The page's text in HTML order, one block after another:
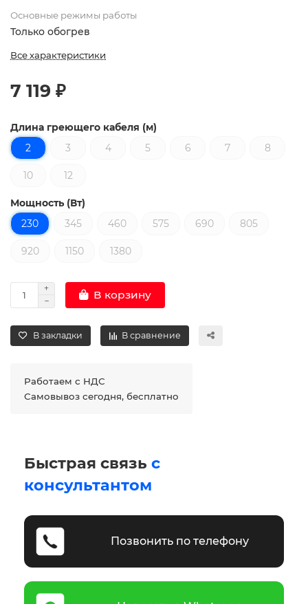
Основные режимы работы
Только обогрев
Все характеристики
7 119 ₽
Длина греющего кабеля (м)
2
3 4 5 6 7 8
10 12
Мощность (Вт)
230
345 460 575 690 805
920 1150 1380
В корзину
В закладки В сравнение
Работаем с НДС
Самовывоз сегодня, бесплатно
Быстрая связь с
консультантом
Позвонить по телефону